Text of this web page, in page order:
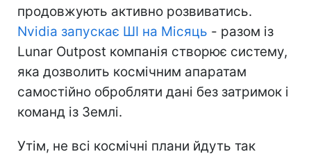
продовжують активно розвиватись.
Nvidia запускає ШІ на Місяць - разом із
Lunar Outpost компанія створює систему,
яка дозволить космічним апаратам
самостійно обробляти дані без затримок і
команд із Землі.
Утім, не всі космічні плани йдуть так